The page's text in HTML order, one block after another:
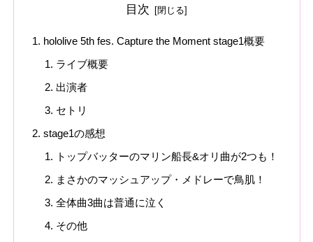
目次
hololive 5th fes. Capture the Moment stage1概要
ライブ概要
出演者
セトリ
stage1の感想
トップバッターのマリン船長&オリ曲が2つも！
まさかのマッシュアップ・メドレーで鳥肌！
全体曲3曲は普通に泣く
その他